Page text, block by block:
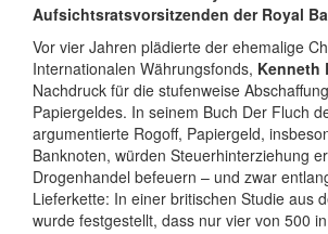
Aufsichtsratsvorsitzenden der Royal
Vor vier Jahren plädierte der ehemalige
Internationalen Währungsfonds, Kenneth
Nachdruck für die stufenweise
Papiergeldes. In seinem Buch Der Fluch
argumentierte Rogoff, Papiergeld,
Banknoten, würden Steuerhinterziehung
Drogenhandel befeuern – und zwar
Lieferkette: In einer britischen Studie aus
wurde festgestellt, dass nur vier von 500